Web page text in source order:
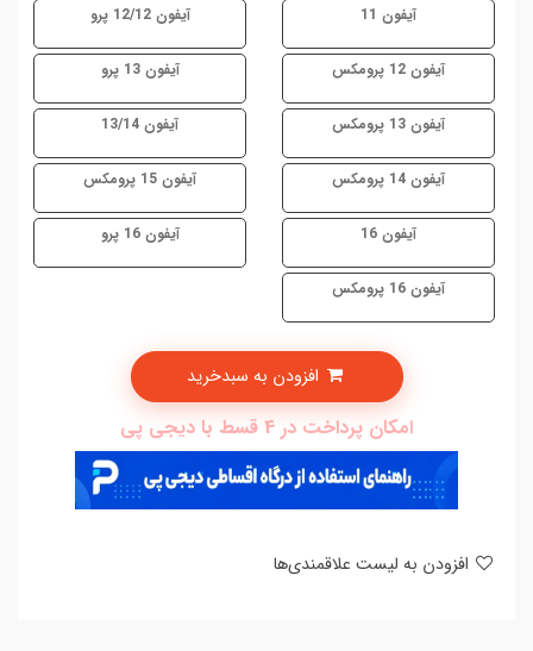
آیفون 11 آیفون 12/12 پرو
آیفون 12 پرومکس آیفون 13 پرو
آیفون 13 پرومکس آیفون 13/14
آیفون 14 پرومکس آیفون 15 پرومکس
آیفون 16 آیفون 16 پرو
آیفون 16 پرومکس
امکان پرداخت در 4 قسط با دیجی پی